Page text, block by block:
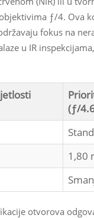
ƒ/4. Ova
fokus na
u IR
(ƒ/
1,80
otvorova